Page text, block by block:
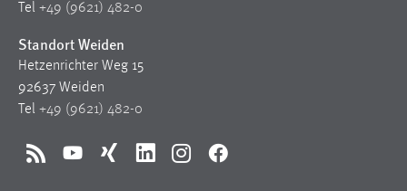
Tel +49 (9621) 482-0
Standort Weiden
Hetzenrichter Weg 15
92637 Weiden
Tel +49 (9621) 482-0
RSS YouTubeXing LinkedInInstagramFacebook